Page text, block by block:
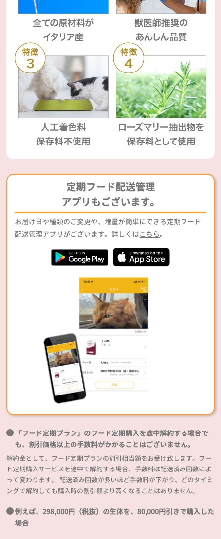
定期フード配送管理
アプリもございます。
お届け日や種類のご変更や、増量が簡単にできる定期フード
配送管理アプリがございます。詳しくはこちら。
「フード定期プラン」のフード定期購入を途中解約する場合で
も、割引価格以上の手数料がかかることはございません。
解約金として、フード定期プランの割引相当額をお受け致します。フー
ド定期購入サービスを途中で解約する場合、手数料は配送済み回数によ
って変わります。 配送済み回数が多いほど手数料が下がり、どのタイミ
ングで解約しても購入時の割引額より高くなることはありません。
例えば、298,000円（税抜）の生体を、80,000円引きで購入した
場合